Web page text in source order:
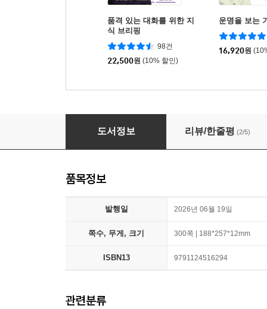
품격 있는 대화를 위한 지
식 브리핑
98건
22,500원 (10% 할인)
운명을 보는
16,920원
바로바로 챗GPT X 덕테이프 X 코덱스
도서정보 리뷰/한줄평 (2/5)
품목정보
발행일 2026년 06월 19일
쪽수, 무게, 크기 300쪽 | 188*257*12mm
ISBN13 9791124516294
관련분류